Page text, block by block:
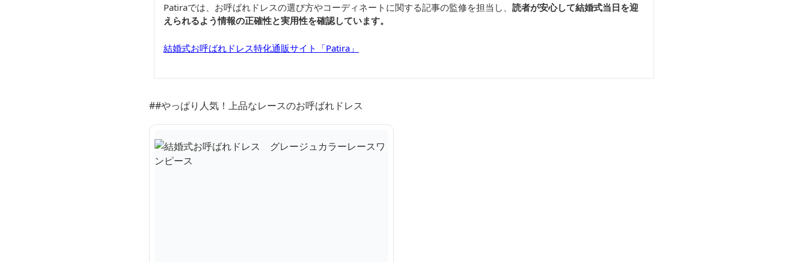
Patiraでは、お呼ばれドレスの選び方やコーディネートに関する記事の監修を担当し、 読者が安心して結婚式当日を迎
えられるよう情報の正確性と実用性を確認しています。
結婚式お呼ばれドレス特化通販サイト「Patira」
##やっぱり人気！上品なレースのお呼ばれドレス